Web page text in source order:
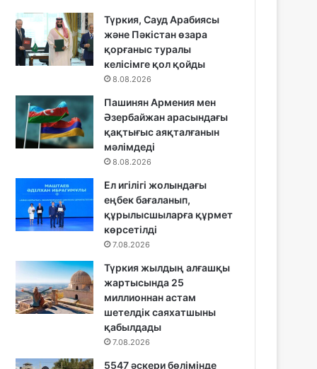
Түркия, Сауд Арабиясы
және Пәкістан өзара
қорғаныс туралы
келісімге қол қойды
8.08.2026
Пашинян Армения мен
Әзербайжан арасындағы
қақтығыс аяқталғанын
мәлімдеді
8.08.2026
Ел игілігі жолындағы
еңбек бағаланып,
құрылысшыларға құрмет
көрсетілді
7.08.2026
Түркия жылдың алғашқы
жартысында 25
миллионнан астам
шетелдік саяхатшыны
қабылдады
7.08.2026
5547 әскери бөлімінде